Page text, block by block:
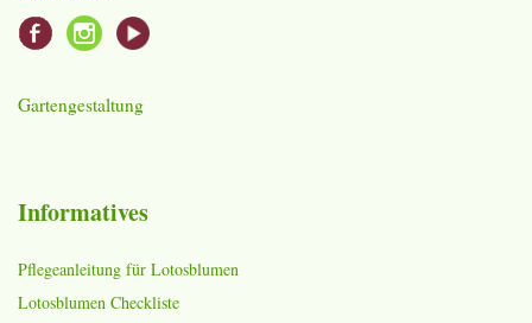
Gartengestaltung
Informatives
Pflegeanleitung für Lotosblumen
Lotosblumen Checkliste